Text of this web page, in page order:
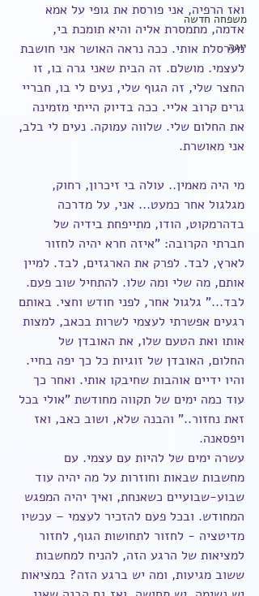
משפחה חדשה
יוגה
ואז הרפיה, אני פורסת את גופי על אמא
אדמה, מתמסרת אליה והיא תומכת בי,
מערסלת אותי. ככה נראה האושר אני חושבת
לעצמי. מושלם. זה הבית שאני גרה בו, זו
החצר שלי, זה הגוף שלי, נעים לי בו, חבריי
גרים קרוב אליי. ככה בדיוק הייתי מזמינה
את החלום שלי. שלווה עמוקה. נעים לי בלב,
אני מאושרת.
מי היה מאמין.. עולה בי זיכרון, רחוק,
מגלגול אחר כמעט... אני, על מדרכה
בדהרמקוט, הודו, מתייפחת בידיה של
חברתי הקרובה: "איזה חרא יהיה לחזור
לארץ, לבד. לפרק את הארגזים, לבד. למיין
אותם, מה שלי ומה שלו. להתחיל שוב פעם.
לבד..." גלגול אחר, לפני חודש וחצי. באותם
רגעים אפשרתי לעצמי לשרות בכאב, למצות
אותו ואת הטעם שלו, את האובדן של
החלום, האובדן של זוגיות כל כך יפה בחיי.
והיו ידיים אוהבות שחיבקו אותי. ואחר כך
עוד כמה ימים של תקווה מחודשת "אולי בכל
זאת נחזור.." והבנה שלא, ושוב כאב, ואז
ויפסאנה.
עשרה ימים של להיות עם עצמי. עם
מחשבות שבאות וחוזרות על מה יהיה עוד
שבוע-שבועיים כשאנחת, ואיך יהיה המפגש
המחודש. ובכל פעם להזכיר לעצמי – עכשיו
מדיטציה - לחזור לתחושות הגוף, לחזור
למציאות של הרגע הזה, להניח למחשבות
ששוב מגיעות, ומה יש ברגע הזה? במציאות